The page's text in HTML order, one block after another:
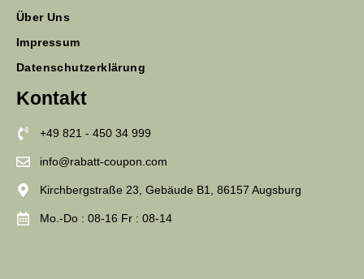
Über Uns
Impressum
Datenschutzerklärung
Kontakt
+49 821 - 450 34 999
info@rabatt-coupon.com
Kirchbergstraße 23, Gebäude B1, 86157 Augsburg
Mo.-Do : 08-16 Fr : 08-14